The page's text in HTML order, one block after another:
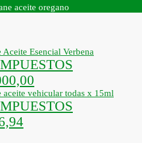
aceite oregano
Aceite Esencial Verbena
aceite vehicular todas x 15ml